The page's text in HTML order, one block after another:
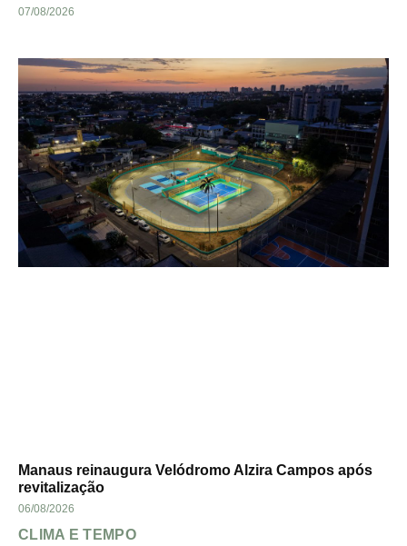
07/08/2026
Manaus reinaugura Velódromo Alzira Campos após
revitalização
06/08/2026
CLIMA E TEMPO